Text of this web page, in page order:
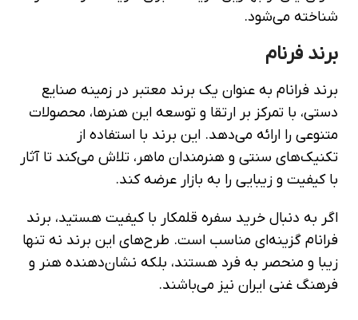
شناخته می‌شود.
برند فرنام
برند فرانام به عنوان یک برند معتبر در زمینه صنایع
دستی، با تمرکز بر ارتقا و توسعه این هنرها، محصولات
متنوعی را ارائه می‌دهد. این برند با استفاده از
تکنیک‌های سنتی و هنرمندان ماهر، تلاش می‌کند تا آثار
با کیفیت و زیبایی را به بازار عرضه کند.
اگر به دنبال خرید سفره قلمکار با کیفیت هستید، برند
فرانام گزینه‌ای مناسب است. طرح‌های این برند نه تنها
زیبا و منحصر به فرد هستند، بلکه نشان‌دهنده هنر و
فرهنگ غنی ایران نیز می‌باشند.